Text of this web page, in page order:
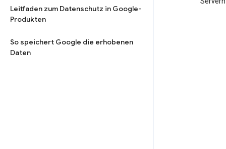
Leitfaden zum Datenschutz in Google-
Produkten
So speichert Google die erhobenen
Daten